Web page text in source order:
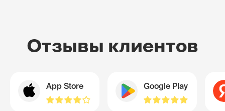
Отзывы клиентов
App Store Google Play